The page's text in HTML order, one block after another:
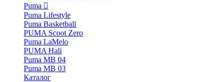
Puma
Puma Lifestyle
Puma Basketball
PUMA Scoot Zero
Puma LaMelo
PUMA Hali
Puma MB 04
Puma MB 03
Каталог